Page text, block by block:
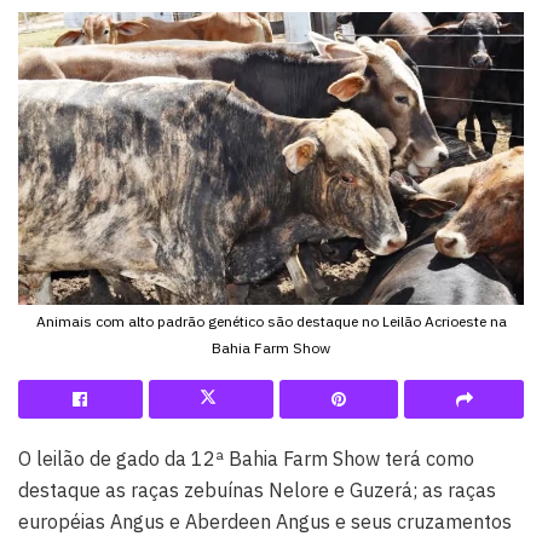
Animais com alto padrão genético são destaque no Leilão Acrioeste na
Bahia Farm Show
O leilão de gado da 12ª Bahia Farm Show terá como
destaque as raças zebuínas Nelore e Guzerá; as raças
européias Angus e Aberdeen Angus e seus cruzamentos